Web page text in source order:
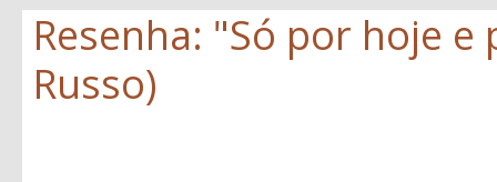
Resenha: "Só por hoje
Russo)